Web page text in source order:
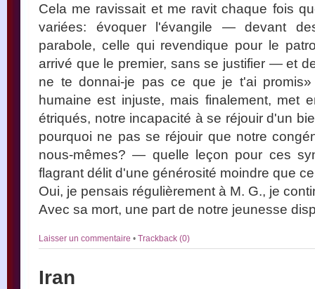
Cela me ravissait et me ravit chaque fois
variées: évoquer l'évangile — devant
parabole, celle qui revendique pour le
arrivé que le premier, sans se justifier — et
ne te donnai-je pas ce que je t'ai
humaine est injuste, mais finalement, met
étriqués, notre incapacité à se réjouir d'un
pourquoi ne pas se réjouir que notre
nous-mêmes? — quelle leçon pour ces
flagrant délit d'une générosité moindre que
Oui, je pensais régulièrement à M. G., je
Avec sa mort, une part de notre jeunesse
Laisser un commentaire • Trackback (0)
Iran